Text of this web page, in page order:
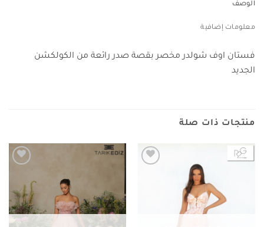
الوصف
معلومات إضافية
فستان اوف شولدر مخصر بقصة صدر رائعة من الكولكشن
الجديد
منتجات ذات صلة